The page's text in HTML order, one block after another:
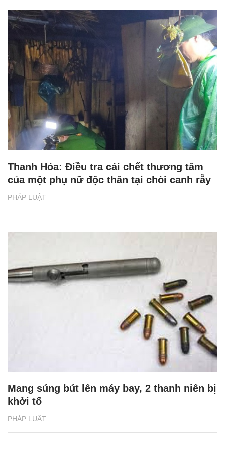
PHÁP LUẬT
Thanh Hóa: Điều tra cái chết thương tâm
của một phụ nữ độc thân tại chòi canh rẫy
PHÁP LUẬT
Mang súng bút lên máy bay, 2 thanh niên bị
khởi tố